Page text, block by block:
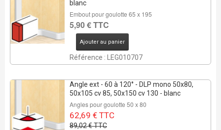
blanc
Embout pour goulotte 65 x 195
5,90 € TTC
Ajouter au panier
Référence : LEG010707
Angle ext - 60 à 120° - DLP mono 50x80,
50x105 cv 85, 50x150 cv 130 - blanc
Angles pour goulotte 50 x 80
62,69 € TTC
89,02 € TTC